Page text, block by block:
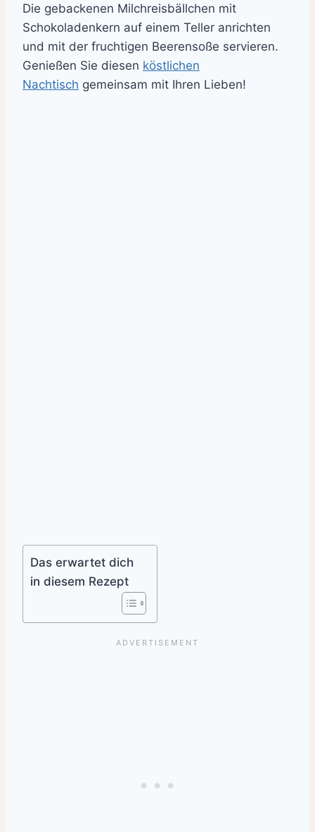
Die gebackenen Milchreisbällchen mit
Schokoladenkern auf einem Teller anrichten
und mit der fruchtigen Beerensoße servieren.
Genießen Sie diesen köstlichen
Nachtisch gemeinsam mit Ihren Lieben!
Das erwartet dich
in diesem Rezept